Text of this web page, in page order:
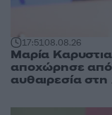
17:5108.08.26
Μαρία
αποχώρησε από
αυθαιρεσία